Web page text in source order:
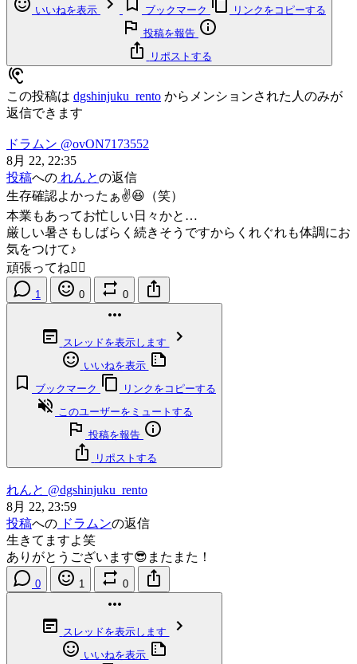
いいねを表示
ブックマーク
リンクをコピーする
投稿を報告
リポストする
この投稿は dgshinjuku_rento からメンションされた人のみが
返信できます
ドラムン @ovON7173552
8月 22, 22:35
投稿への れんとの返信
生存確認よかったぁ✌😆（笑）
本業もあってお忙しい日々かと…
厳しい暑さもしばらく続きそうですからくれぐれも体調にお
気をつけて♪
頑張ってね🙋‍♂
1 0 0
スレッドを表示します
いいねを表示
ブックマーク
リンクをコピーする
このユーザーをミュートする
投稿を報告
リポストする
れんと @dgshinjuku_rento
8月 22, 23:59
投稿への ドラムンの返信
生きてますよ笑
ありがとうございます😎またまた！
0 1 0
スレッドを表示します
いいねを表示